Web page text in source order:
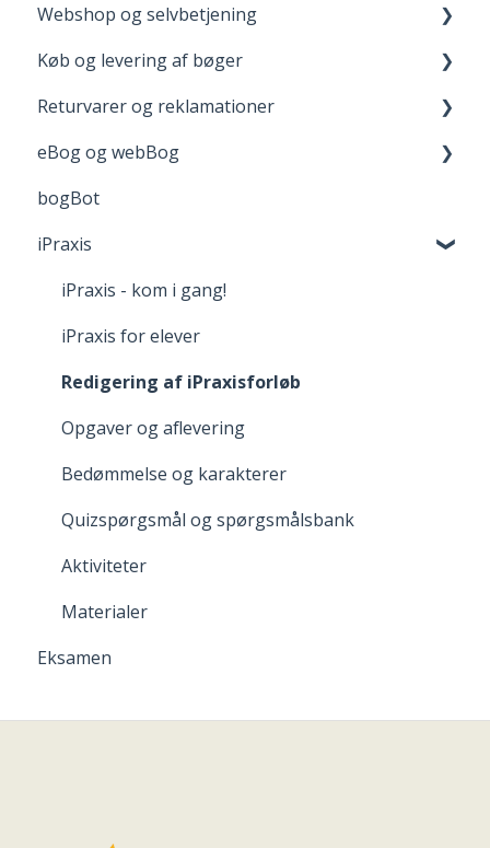
Hjælp til tekniske udfordringer
webBog og eBog+
boost
FGU - pædagogiske værktøjer
Manage Your Account
Your Materials on praxisOnline
Help with Technical Issues
Webshop og selvbetjening
Opret bruger og login
Når du handler
Køb og levering af bøger
Levering
Adgang til digitale materialer
Returvarer og reklamationer
Returnering
Reklamation
Fortrydelsesret
eBog og webBog
Kom godt i gang med webBogen
bogBot
iPraxis
iPraxis - kom i gang!
iPraxis for elever
Redigering af iPraxisforløb
Opgaver og aflevering
Bedømmelse og karakterer
Quizspørgsmål og spørgsmålsbank
Aktiviteter
Materialer
Eksamen